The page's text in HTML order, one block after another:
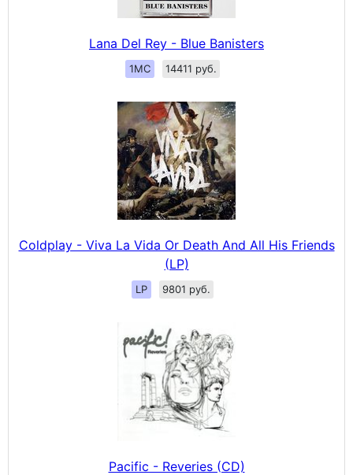
Lana Del Rey - Blue Banisters
1MC 14411 руб.
Coldplay - Viva La Vida Or Death And All His Friends
(LP)
LP 9801 руб.
Pacific - Reveries (CD)